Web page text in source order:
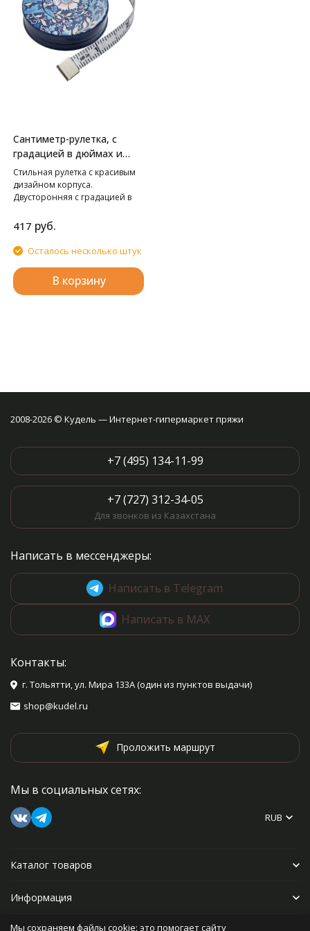
Сантиметр-рулетка, с
градацией в дюймах и
сантиметрах
Стильная рулетка с красивым
дизайном корпуса.
Двусторонняя с градацией в
удобным механизмом
скручивания. Вытягивается
механически.
417 руб.
Осталось несколько штук
В корзину
2008-2026 © Кудель — Интернет-гипермаркет пряжи
+7 (495) 134-11-99
+7 (727) 312-34-05
Для звонков из Казахстана
Написать в мессенджеры:
Написать в Telegram
Написать в MAX
Контакты:
г. Тольятти, ул. Мира 133А (один из пунктов выдачи)
shop@kudel.ru
Проложить маршрут
Мы в социальных сетях:
RUB
Каталог товаров
Информация
Мы сохраняем файлы cookie: это помогает сайту